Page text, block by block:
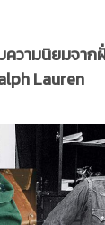
วามนิยมจาก
Lauren